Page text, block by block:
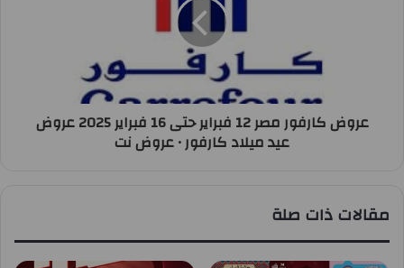
عروض كارفور مصر 12 فبراير حتى 16 فبراير 2025 عروض
عيد ميلاد كارفور • عروض نت
مقالات ذات صلة